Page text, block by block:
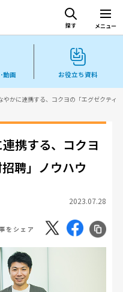
探す メニュー
動画 お役立ち資料
やかに連携する、コクヨの「エグゼクティ
携する、コクヨ
聘」ノウハウ
2023.07.28
をシェア